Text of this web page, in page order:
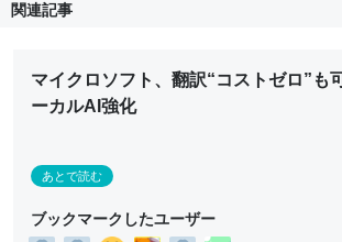
関連記事
マイクロソフト、翻訳“コストゼロ”も
ーカルAI強化
あとで読む
ブックマークしたユーザー